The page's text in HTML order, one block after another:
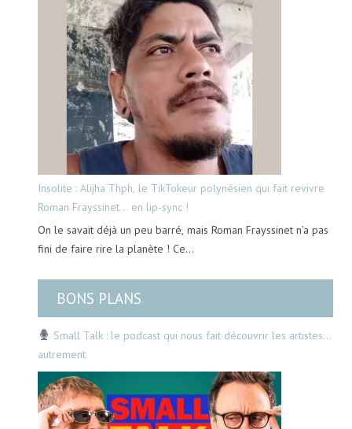
Insolite : Alijha Thph, le TikTokeur polynésien qui fait revivre
Roman Frayssinet… en lip-sync !
On le savait déjà un peu barré, mais Roman Frayssinet n’a pas
fini de faire rire la planète ! Ce…
BONS PLANS
Small Talk : le podcast qui nous fait découvrir les artistes…
autrement